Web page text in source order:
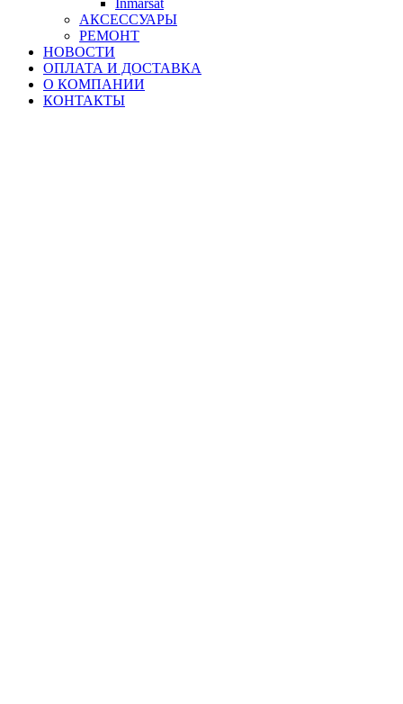
Inmarsat
АКСЕССУАРЫ
РЕМОНТ
НОВОСТИ
ОПЛАТА И ДОСТАВКА
О КОМПАНИИ
КОНТАКТЫ